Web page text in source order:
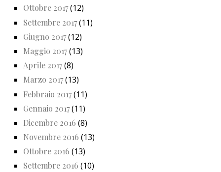
Ottobre 2017(12)
Settembre 2017(11)
Giugno 2017(12)
Maggio 2017(13)
Aprile 2017(8)
Marzo 2017(13)
Febbraio 2017(11)
Gennaio 2017(11)
Dicembre 2016 (8)
Novembre 2016 (13)
Ottobre 2016 (13)
Settembre 2016 (10)